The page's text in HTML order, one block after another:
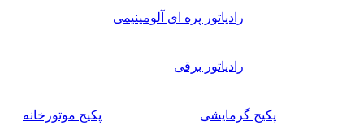
رادیاتور پره ای آلومینیمی
رادیاتور برقی
پکیج گرمایشی پکیج موتورخانه